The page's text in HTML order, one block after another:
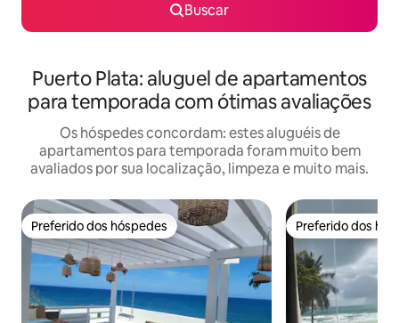
Buscar
Puerto Plata: aluguel de apartamentos
para temporada com ótimas avaliações
Os hóspedes concordam: estes aluguéis de
apartamentos para temporada foram muito bem
avaliados por sua localização, limpeza e muito mais.
Preferido dos hóspedes
Preferido dos hóspedes Preferido dos
Preferido dos